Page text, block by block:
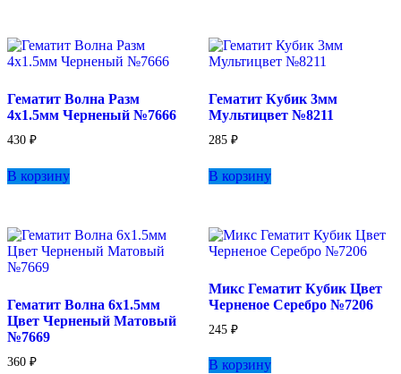
Гематит Волна Разм
4х1.5мм Черненый №7666
430 ₽
В корзину
Гематит Кубик 3мм
Мультицвет №8211
285 ₽
В корзину
Гематит Волна 6х1.5мм
Цвет Черненый Матовый
№7669
360 ₽
Микс Гематит Кубик Цвет
Черненое Серебро №7206
245 ₽
В корзину